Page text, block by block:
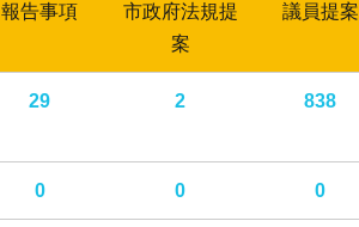
報告事項
市政府法規提
案
議員提案
29 2 838
0 0 0